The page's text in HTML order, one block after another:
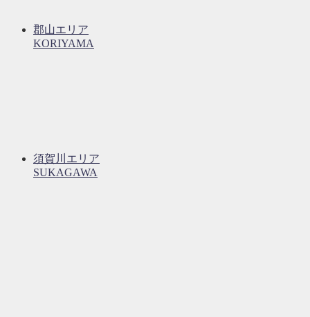
郡山エリア
KORIYAMA
須賀川エリア
SUKAGAWA